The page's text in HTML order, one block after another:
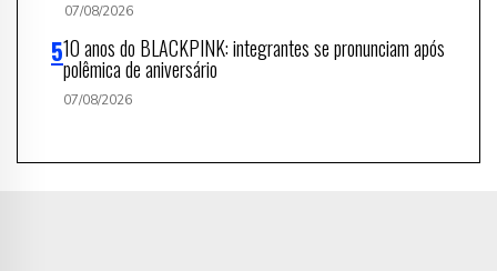
07/08/2026
10 anos do BLACKPINK: integrantes se pronunciam após
polêmica de aniversário
07/08/2026